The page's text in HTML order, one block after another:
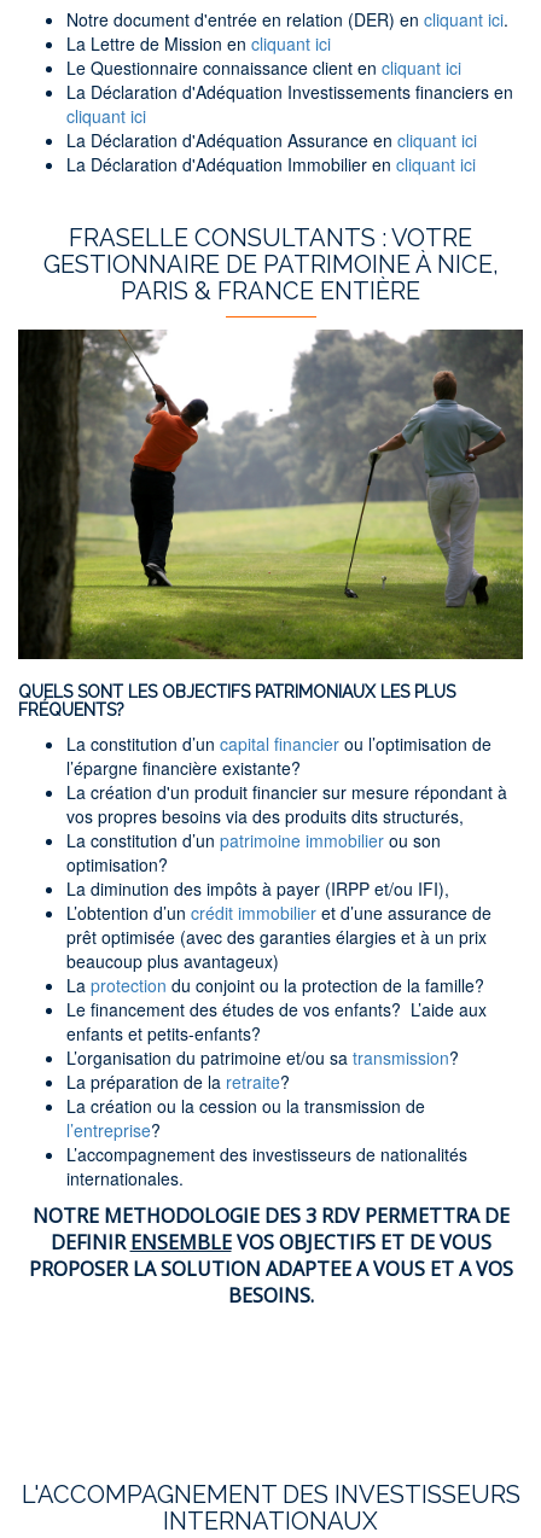
Notre document d'entrée en relation (DER) en cliquant ici.
La Lettre de Mission en cliquant ici
Le Questionnaire connaissance client en cliquant ici
La Déclaration d'Adéquation Investissements financiers en
cliquant ici
La Déclaration d'Adéquation Assurance en cliquant ici
La Déclaration d'Adéquation Immobilier en cliquant ici
FRASELLE CONSULTANTS : VOTRE
GESTIONNAIRE DE PATRIMOINE À NICE,
PARIS & FRANCE ENTIÈRE
QUELS SONT LES OBJECTIFS PATRIMONIAUX LES PLUS
FRÉQUENTS?
La constitution d’un capital financier ou l’optimisation de
l’épargne financière existante?
La création d'un produit financier sur mesure répondant à
vos propres besoins via des produits dits structurés,
La constitution d’un patrimoine immobilier ou son
optimisation?
La diminution des impôts à payer (IRPP et/ou IFI),
L’obtention d’un crédit immobilier et d’une assurance de
prêt optimisée (avec des garanties élargies et à un prix
beaucoup plus avantageux)
La protection du conjoint ou la protection de la famille?
Le financement des études de vos enfants? L’aide aux
enfants et petits-enfants?
L’organisation du patrimoine et/ou sa transmission?
La préparation de la retraite?
La création ou la cession ou la transmission de
l’entreprise?
L’accompagnement des investisseurs de nationalités
internationales.
NOTRE METHODOLOGIE DES 3 RDV PERMETTRA DE
DEFINIRENSEMBLEVOS OBJECTIFS ET DE VOUS
PROPOSER LA SOLUTION ADAPTEE A VOUS ET A VOS
BESOINS.
L'ACCOMPAGNEMENT DES INVESTISSEURS
INTERNATIONAUX